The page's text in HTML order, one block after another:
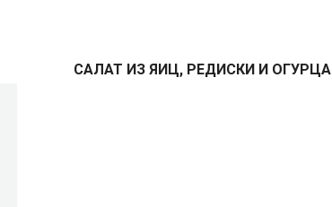
САЛАТ ИЗ ЯИЦ, РЕДИСКИ И ОГУРЦА